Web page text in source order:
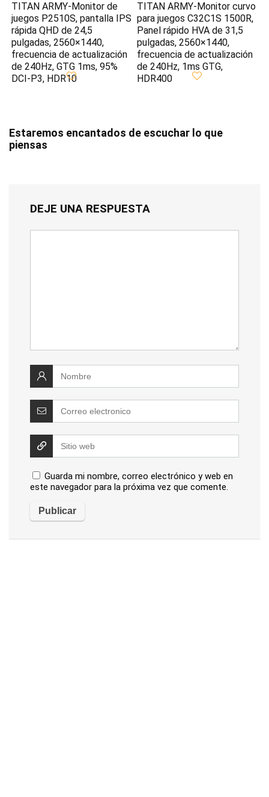
TITAN ARMY-Monitor de
juegos P2510S, pantalla IPS
rápida QHD de 24,5
pulgadas, 2560×1440,
frecuencia de actualización
de 240Hz, GTG 1ms, 95%
DCI-P3, HDR10
TITAN ARMY-Monitor curvo
para juegos C32C1S 1500R,
Panel rápido HVA de 31,5
pulgadas, 2560×1440,
frecuencia de actualización
de 240Hz, 1ms GTG,
HDR400
Estaremos encantados de escuchar lo que
piensas
DEJE UNA RESPUESTA
Guarda mi nombre, correo electrónico y web en
este navegador para la próxima vez que comente.